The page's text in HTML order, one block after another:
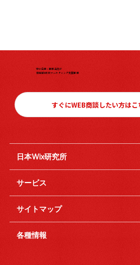
中小企業・事業主向け
伴走型WEBマーケティング支援事業
すぐにWEB商談したい方はこ
日本Wix研究所
サービス
サイトマップ
各種情報